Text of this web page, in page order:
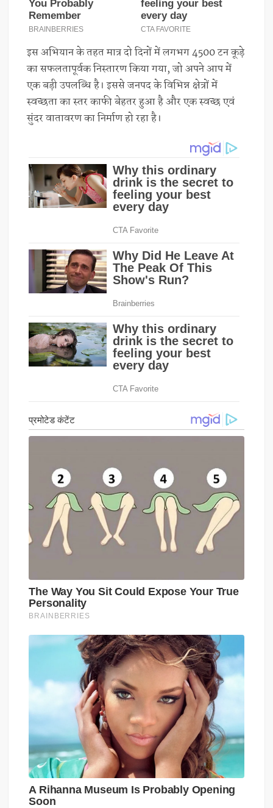
इस अभियान के तहत मात्र दो दिनों में लगभग 4500 टन कूड़े
का सफलतापूर्वक निस्तारण किया गया, जो अपने आप में
एक बड़ी उपलब्धि है। इससे जनपद के विभिन्न क्षेत्रों में
स्वच्छता का स्तर काफी बेहतर हुआ है और एक स्वच्छ एवं
सुंदर वातावरण का निर्माण हो रहा है।